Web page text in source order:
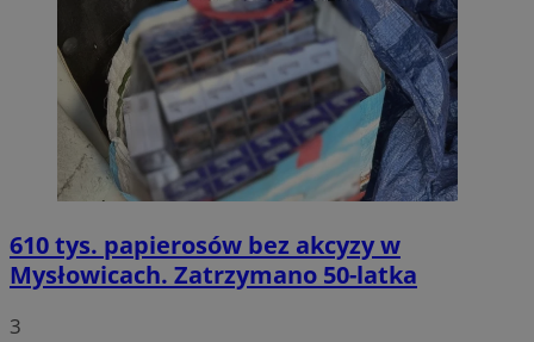
610 tys. papierosów bez akcyzy w
Mysłowicach. Zatrzymano 50-latka
3